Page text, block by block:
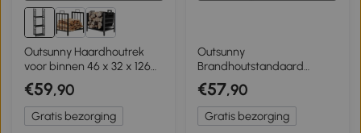
Outsunny Haardhoutrek
voor binnen 46 x 32 x 126
cm – 3 niveaus, 4 haakjes,
metaal, zwart
€59,90
Gratis bezorging
Outsunny
Brandhoutstandaard
houtgereedschap
brandhoutrek
brandhoutopslag 2 lagen
zwart
€57,90
Gratis bezorging